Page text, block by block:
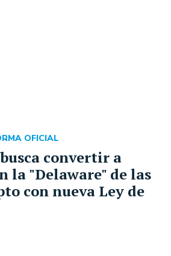
convertir a
la "Delaware" de las
con nueva Ley de
OFICIAL